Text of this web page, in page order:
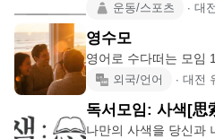
운동/스포츠 ∙ 대
영수모
영어로 수다떠는 모임 1. 모임시간 - 화요일 19시 30분
: 만 외국/언어 ∙ 대전
독서모임: 사색[思
나만의 사색을 당신과 나